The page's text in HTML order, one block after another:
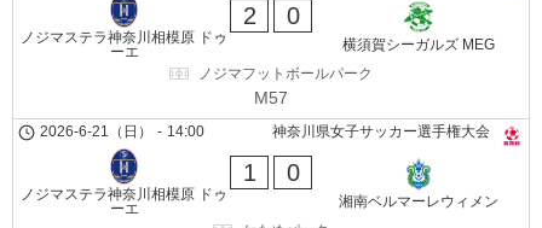
ノジマステラ神奈川相模原 ドゥ
ーエ
2 0
横須賀シーガルズ MEG
ノジマフットボールパーク
M57
神奈川県女子サッカー選手権大会
2026-6-21（日） - 14:00
ノジマステラ神奈川相模原 ドゥ
ーエ
1 0
湘南ベルマーレウィメン